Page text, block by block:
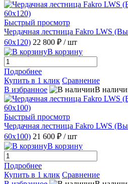
Быстрый просмотр
Чердачная лестница Fakro LWS
60х120) 22 800 ₽ / шт
В корзину
Подробнее
Купить в 1 клик Сравнение
В избранное
В
Быстрый просмотр
Чердачная лестница Fakro LWS
60х100) 21 600 ₽ / шт
В корзину
Подробнее
Купить в 1 клик Сравнение